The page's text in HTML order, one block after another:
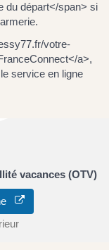
du départ</span> si
votre-
a>,
service en ligne
vacances (OTV)